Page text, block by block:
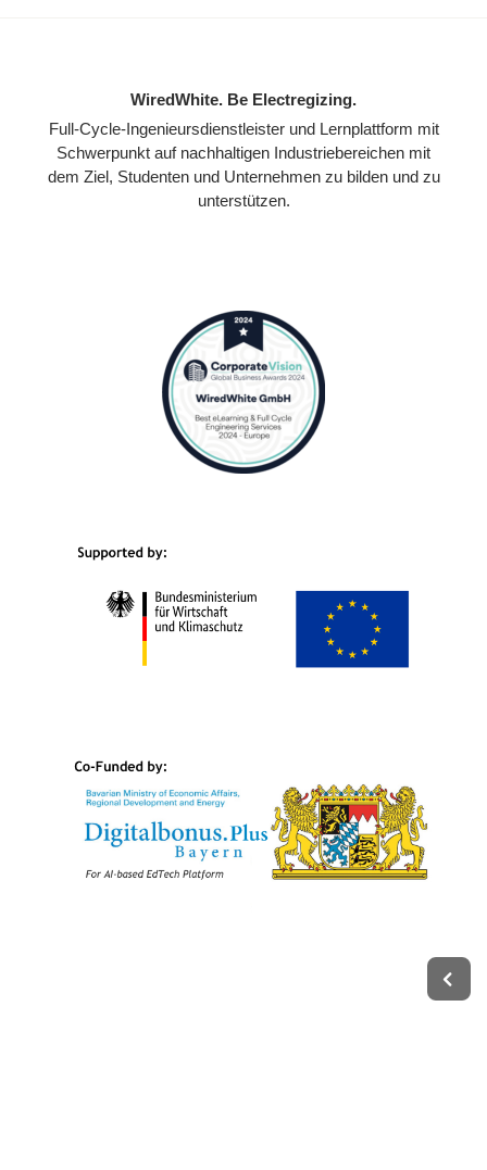
WiredWhite. Be Electregizing.
Full-Cycle-Ingenieursdienstleister und Lernplattform mit
Schwerpunkt auf nachhaltigen Industriebereichen mit
dem Ziel, Studenten und Unternehmen zu bilden und zu
unterstützen.